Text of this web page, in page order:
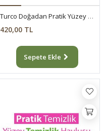
Turco Doğadan Pratik Yüzey Temizlik Havlusu Limon 4x100 (400 Yaprak)
420,00 TL
Sepete Ekle